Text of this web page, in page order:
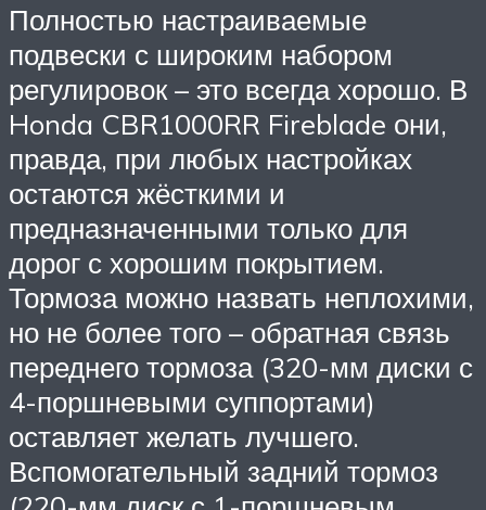
Полностью настраиваемые
подвески с широким набором
регулировок – это всегда хорошо. В
Honda CBR1000RR Fireblade они,
правда, при любых настройках
остаются жёсткими и
предназначенными только для
дорог с хорошим покрытием.
Тормоза можно назвать неплохими,
но не более того – обратная связь
переднего тормоза (320-мм диски с
4-поршневыми суппортами)
оставляет желать лучшего.
Вспомогательный задний тормоз